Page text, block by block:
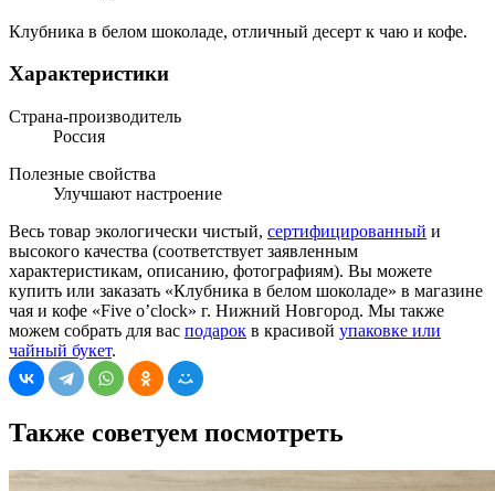
Клубника в белом шоколаде, отличный десерт к чаю и кофе.
Характеристики
Страна-производитель
Россия
Полезные свойства
Улучшают настроение
Весь товар экологически чистый, сертифицированный и
высокого качества (соответствует заявленным
характеристикам, описанию, фотографиям). Вы можете
купить или заказать «Клубника в белом шоколаде» в магазине
чая и кофе «Five o’clock» г. Нижний Новгород. Мы также
можем собрать для вас подарок в красивой упаковке или
чайный букет.
Также советуем посмотреть